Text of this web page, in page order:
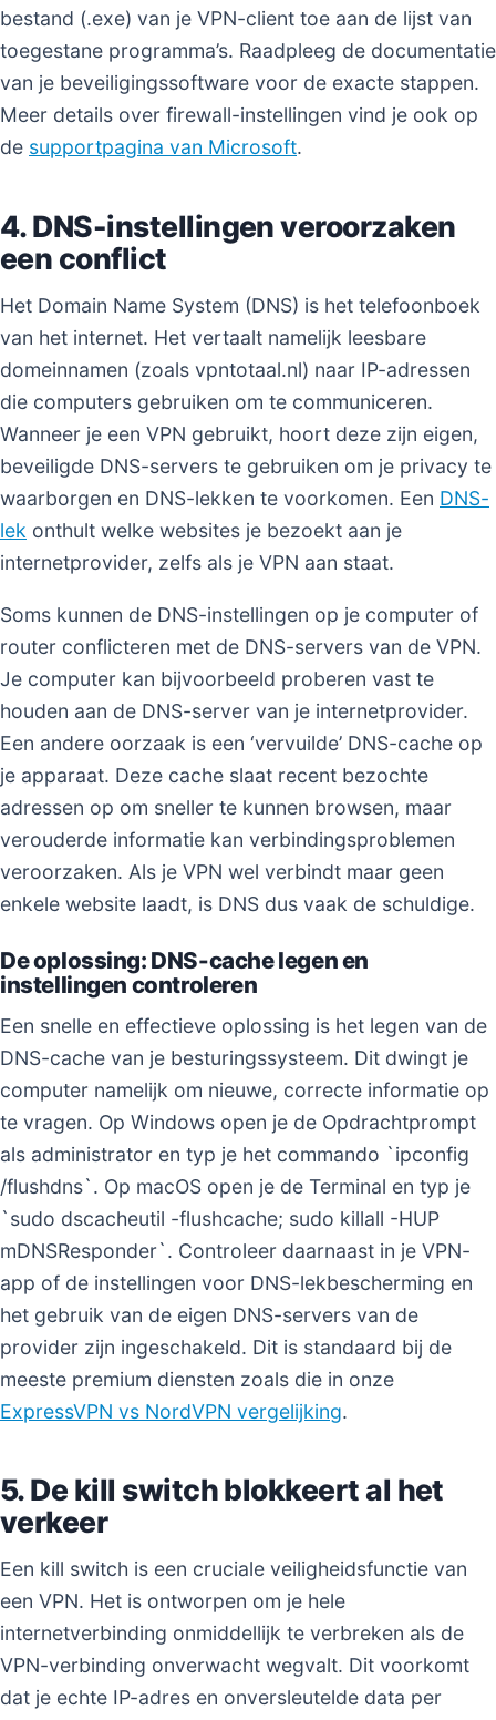
bestand (.exe) van je VPN-client toe aan de lijst van
toegestane programma’s. Raadpleeg de documentatie
van je beveiligingssoftware voor de exacte stappen.
Meer details over firewall-instellingen vind je ook op
de supportpagina van Microsoft.
4. DNS-instellingen veroorzaken
een conflict
Het Domain Name System (DNS) is het telefoonboek
van het internet. Het vertaalt namelijk leesbare
domeinnamen (zoals vpntotaal.nl) naar IP-adressen
die computers gebruiken om te communiceren.
Wanneer je een VPN gebruikt, hoort deze zijn eigen,
beveiligde DNS-servers te gebruiken om je privacy te
waarborgen en DNS-lekken te voorkomen. Een DNS-
lek onthult welke websites je bezoekt aan je
internetprovider, zelfs als je VPN aan staat.
Soms kunnen de DNS-instellingen op je computer of
router conflicteren met de DNS-servers van de VPN.
Je computer kan bijvoorbeeld proberen vast te
houden aan de DNS-server van je internetprovider.
Een andere oorzaak is een ‘vervuilde’ DNS-cache op
je apparaat. Deze cache slaat recent bezochte
adressen op om sneller te kunnen browsen, maar
verouderde informatie kan verbindingsproblemen
veroorzaken. Als je VPN wel verbindt maar geen
enkele website laadt, is DNS dus vaak de schuldige.
De oplossing: DNS-cache legen en
instellingen controleren
Een snelle en effectieve oplossing is het legen van de
DNS-cache van je besturingssysteem. Dit dwingt je
computer namelijk om nieuwe, correcte informatie op
te vragen. Op Windows open je de Opdrachtprompt
als administrator en typ je het commando `ipconfig
/flushdns`. Op macOS open je de Terminal en typ je
`sudo dscacheutil -flushcache; sudo killall -HUP
mDNSResponder`. Controleer daarnaast in je VPN-
app of de instellingen voor DNS-lekbescherming en
het gebruik van de eigen DNS-servers van de
provider zijn ingeschakeld. Dit is standaard bij de
meeste premium diensten zoals die in onze
ExpressVPN vs NordVPN vergelijking.
5. De kill switch blokkeert al het
verkeer
Een kill switch is een cruciale veiligheidsfunctie van
een VPN. Het is ontworpen om je hele
internetverbinding onmiddellijk te verbreken als de
VPN-verbinding onverwacht wegvalt. Dit voorkomt
dat je echte IP-adres en onversleutelde data per